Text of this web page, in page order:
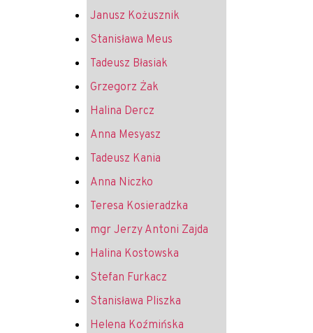
Janusz Kożusznik
Stanisława Meus
Tadeusz Błasiak
Grzegorz Żak
Halina Dercz
Anna Mesyasz
Tadeusz Kania
Anna Niczko
Teresa Kosieradzka
mgr Jerzy Antoni Zajda
Halina Kostowska
Stefan Furkacz
Stanisława Pliszka
Helena Koźmińska